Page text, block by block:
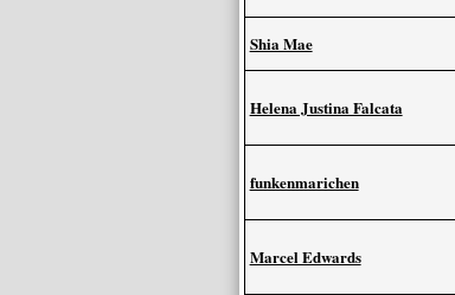
Shia Mae
Helena Justina Falcata
funkenmarichen
Marcel Edwards